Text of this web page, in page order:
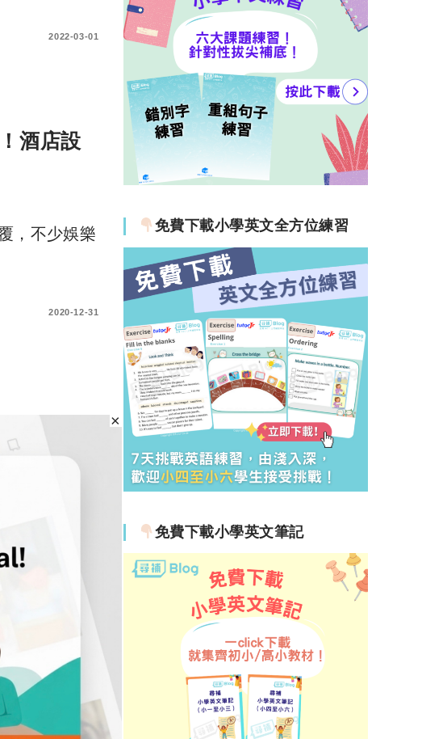
2022-03-01
酒店設
，不少娛樂
2020-12-31
免費下載小學英文全方位練習
免費下載小學英文筆記